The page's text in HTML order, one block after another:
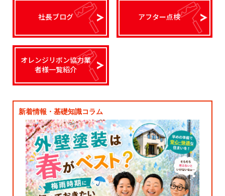
社長ブログ アフター点検
オレンジリボン協力業
者様一覧紹介
新着情報・基礎知識コラム